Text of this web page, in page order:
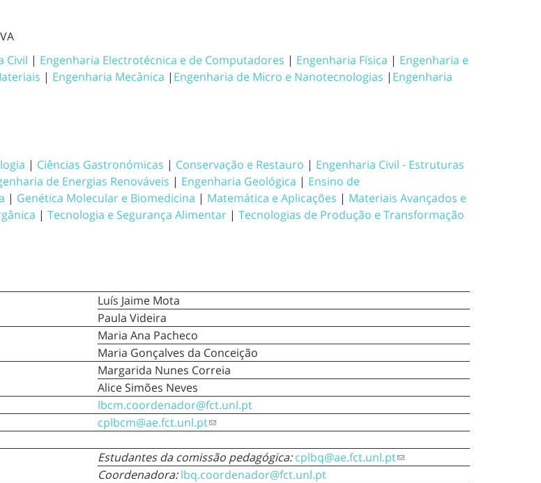
Civil | Engenharia Electrotécnica e de Computadores | Engenharia Física | Engenharia e
| Engenharia Mecânica | Engenharia de Micro e Nanotecnologias | Engenharia
| Ciências Gastronómicas | Conservação e Restauro | Engenharia Civil - Estruturas
de Energias Renováveis | Engenharia Geológica | Ensino de
| Genética Molecular e Biomedicina | Matemática e Aplicações | Materiais Avançados e
| Tecnologia e Segurança Alimentar | Tecnologias de Produção e Transformação
Luís Jaime Mota
Paula Videira
Maria Ana Pacheco
Maria Gonçalves da Conceição
Margarida Nunes Correia
Alice Simões Neves
lbcm.coordenador@fct.unl.pt
cplbcm@ae.fct.unl.pt
Estudantes da comissão pedagógica: cplbq@ae.fct.unl.pt
Coordenadora:lbq.coordenador@fct.unl.pt